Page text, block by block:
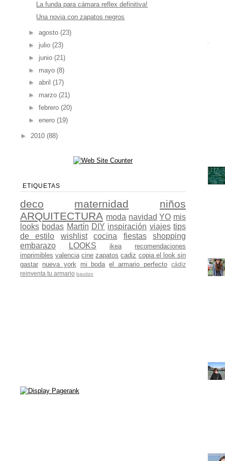
La funda para cámara reflex definitiva!
Una novia con zapatos negros
► agosto (23)
► julio (23)
► junio (21)
► mayo (8)
► abril (17)
► marzo (21)
► febrero (20)
► enero (19)
► 2010 (88)
ETIQUETAS
deco maternidad
niños
ARQUITECTURA moda navidad YO mis
looks bodas Martín DIY inspiración viajes tips
de estilo
wishlist cocina fiestas
shopping
embarazo
LOOKS ikea
recomendaciones
imprimibles valencia cine zapatos cadiz copia el look sin
gastar nueva york mi boda el armario perfecto
cádiz
reinventa tu armario bautizo